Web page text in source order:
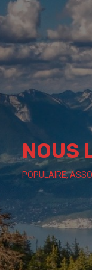
Skip
to
content
NOUS
POPULAIRE,